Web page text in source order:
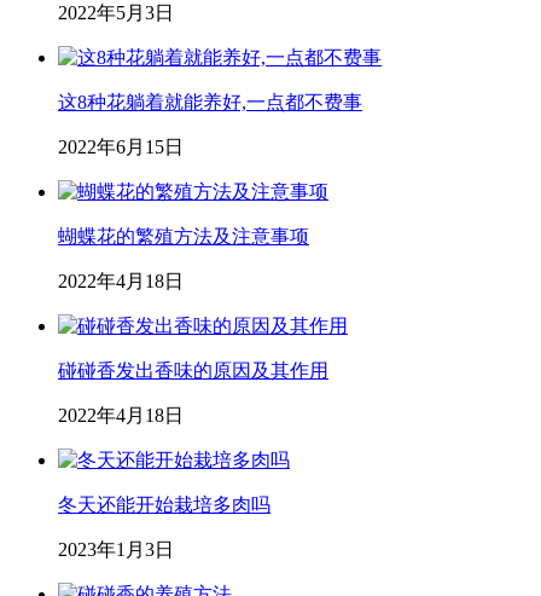
2022年5月3日
这8种花躺着就能养好,一点都不费事
2022年6月15日
蝴蝶花的繁殖方法及注意事项
2022年4月18日
碰碰香发出香味的原因及其作用
2022年4月18日
冬天还能开始栽培多肉吗
2023年1月3日